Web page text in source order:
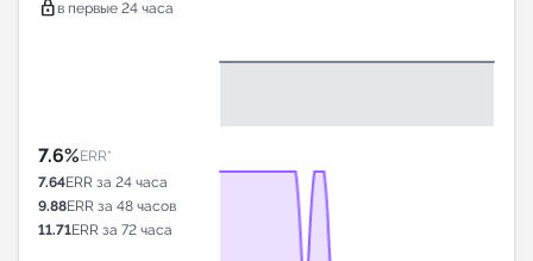
lock в первые 24 часа
7.6%ERR*
7.64ERR за 24 часа
9.88ERR за 48 часов
11.71ERR за 72 часа